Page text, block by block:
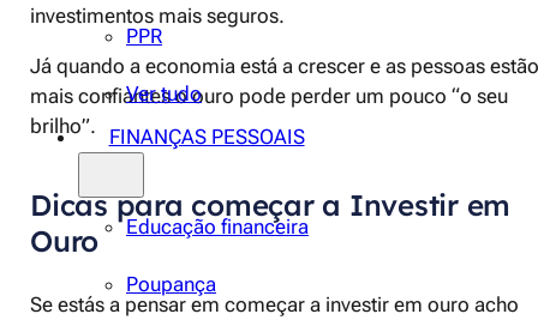
PPR
Ver tudo
FINANÇAS PESSOAIS
Educação financeira
Poupança
investimentos mais seguros.
Já quando a economia está a crescer e as pessoas estão
mais confiantes o ouro pode perder um pouco “o seu
brilho”.
Dicas para começar a Investir em
Ouro
Se estás a pensar em começar a investir em ouro acho